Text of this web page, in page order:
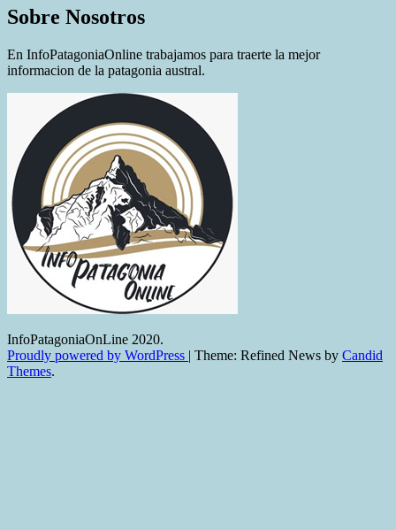
Sobre Nosotros
En InfoPatagoniaOnline trabajamos para traerte la mejor
informacion de la patagonia austral.
InfoPatagoniaOnLine 2020.
Proudly powered by WordPress | Theme: Refined News by Candid
Themes.